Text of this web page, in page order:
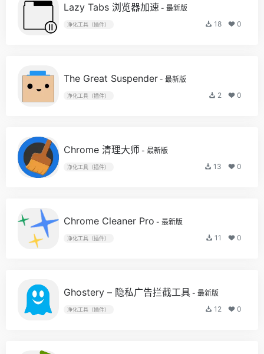
Lazy Tabs 浏览器加速 - 最新版
净化工具（插件） 18 0
The Great Suspender - 最新版
净化工具（插件） 2 0
Chrome 清理大师 - 最新版
净化工具（插件） 13 0
Chrome Cleaner Pro - 最新版
净化工具（插件） 11 0
Ghostery – 隐私广告拦截工具 - 最新版
净化工具（插件） 12 0